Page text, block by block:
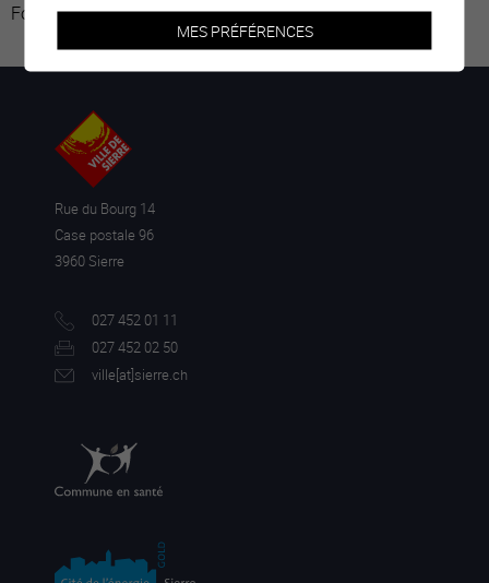
Fourni par Traduction
Rue du Bourg 14
Case postale 96
3960 Sierre
027 452 01 11
027 452 02 50
ville[at]sierre.ch
MES PRÉFÉRENCES